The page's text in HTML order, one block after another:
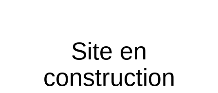
Site en
construction